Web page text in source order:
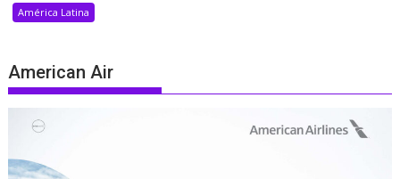
América Latina
American Air